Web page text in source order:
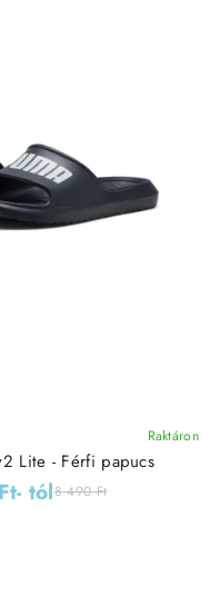
Raktáron
Lite - Férfi papucs
- tól8 490 Ft